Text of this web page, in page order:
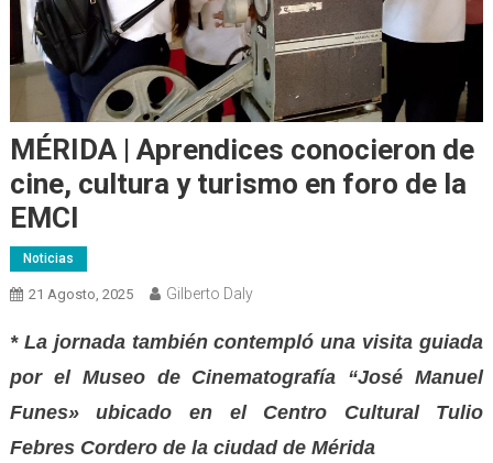
MÉRIDA | Aprendices conocieron de
cine, cultura y turismo en foro de la
EMCI
Noticias
21 Agosto, 2025 Gilberto Daly
* La jornada también contempló una visita guiada
por el Museo de Cinematografía “José Manuel
Funes» ubicado en el Centro Cultural Tulio
Febres Cordero de la ciudad de Mérida